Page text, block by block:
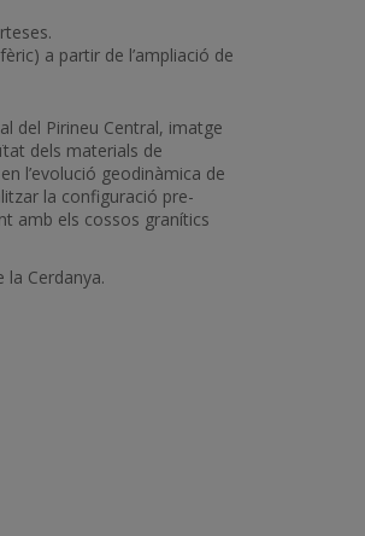
a partir de l’ampliació de
del Pirineu Central, imatge
dels materials de
l’evolució geodinàmica de
la configuració pre-
amb els cossos granítics
la Cerdanya.